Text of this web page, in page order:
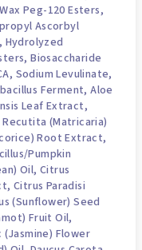
Peg-120 Esters,
Ascorbyl
Hydrolyzed
Biosaccharide
, Sodium Levulinate,
Ferment, Aloe
Leaf Extract,
(Matricaria)
Root Extract,
Pumpkin
Oil, Citrus
Citrus Paradisi
(Sunflower) Seed
Fruit Oil,
Flower